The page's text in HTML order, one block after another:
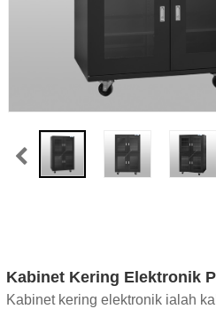
Kabinet Kering Elektronik
Kabinet kering elektronik ialah